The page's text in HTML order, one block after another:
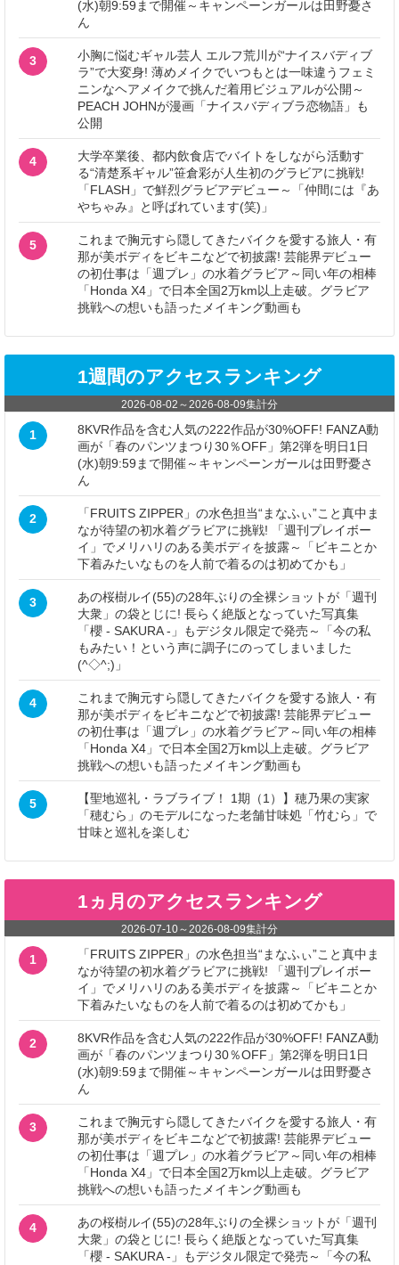
(水)朝9:59まで開催～キャンペーンガールは田野憂さ
ん
3
小胸に悩むギャル芸人 エルフ荒川が“ナイスバディブ
ラ”で大変身! 薄めメイクでいつもとは一味違うフェミ
ニンなヘアメイクで挑んだ着用ビジュアルが公開～
PEACH JOHNが漫画「ナイスバディブラ恋物語」も
公開
4
大学卒業後、都内飲食店でバイトをしながら活動す
る“清楚系ギャル”笹倉彩が人生初のグラビアに挑戦!
「FLASH」で鮮烈グラビアデビュー～「仲間には『あ
やちゃみ』と呼ばれています(笑)」
5
これまで胸元すら隠してきたバイクを愛する旅人・有
那が美ボディをビキニなどで初披露! 芸能界デビュー
の初仕事は「週プレ」の水着グラビア～同い年の相棒
「Honda X4」で日本全国2万km以上走破。グラビア
挑戦への想いも語ったメイキング動画も
1週間のアクセスランキング
2026-08-02 ～2026-08-09集計分
1
8KVR作品を含む人気の222作品が30%OFF! FANZA動
画が「春のパンツまつり30％OFF」第2弾を明日1日
(水)朝9:59まで開催～キャンペーンガールは田野憂さ
ん
2
「FRUITS ZIPPER」の水色担当“まなふぃ”こと真中ま
なが待望の初水着グラビアに挑戦! 「週刊プレイボー
イ」でメリハリのある美ボディを披露～「ビキニとか
下着みたいなものを人前で着るのは初めてかも」
3
あの桜樹ルイ(55)の28年ぶりの全裸ショットが「週刊
大衆」の袋とじに! 長らく絶版となっていた写真集
「櫻 - SAKURA -」もデジタル限定で発売～「今の私
もみたい！という声に調子にのってしまいました
(^◇^;)」
4
これまで胸元すら隠してきたバイクを愛する旅人・有
那が美ボディをビキニなどで初披露! 芸能界デビュー
の初仕事は「週プレ」の水着グラビア～同い年の相棒
「Honda X4」で日本全国2万km以上走破。グラビア
挑戦への想いも語ったメイキング動画も
5
【聖地巡礼・ラブライブ！ 1期（1）】穂乃果の実家
「穂むら」のモデルになった老舗甘味処「竹むら」で
甘味と巡礼を楽しむ
1ヵ月のアクセスランキング
2026-07-10～2026-08-09集計分
1
「FRUITS ZIPPER」の水色担当“まなふぃ”こと真中ま
なが待望の初水着グラビアに挑戦! 「週刊プレイボー
イ」でメリハリのある美ボディを披露～「ビキニとか
下着みたいなものを人前で着るのは初めてかも」
2
8KVR作品を含む人気の222作品が30%OFF! FANZA動
画が「春のパンツまつり30％OFF」第2弾を明日1日
(水)朝9:59まで開催～キャンペーンガールは田野憂さ
ん
3
これまで胸元すら隠してきたバイクを愛する旅人・有
那が美ボディをビキニなどで初披露! 芸能界デビュー
の初仕事は「週プレ」の水着グラビア～同い年の相棒
「Honda X4」で日本全国2万km以上走破。グラビア
挑戦への想いも語ったメイキング動画も
4
あの桜樹ルイ(55)の28年ぶりの全裸ショットが「週刊
大衆」の袋とじに! 長らく絶版となっていた写真集
「櫻 - SAKURA -」もデジタル限定で発売～「今の私